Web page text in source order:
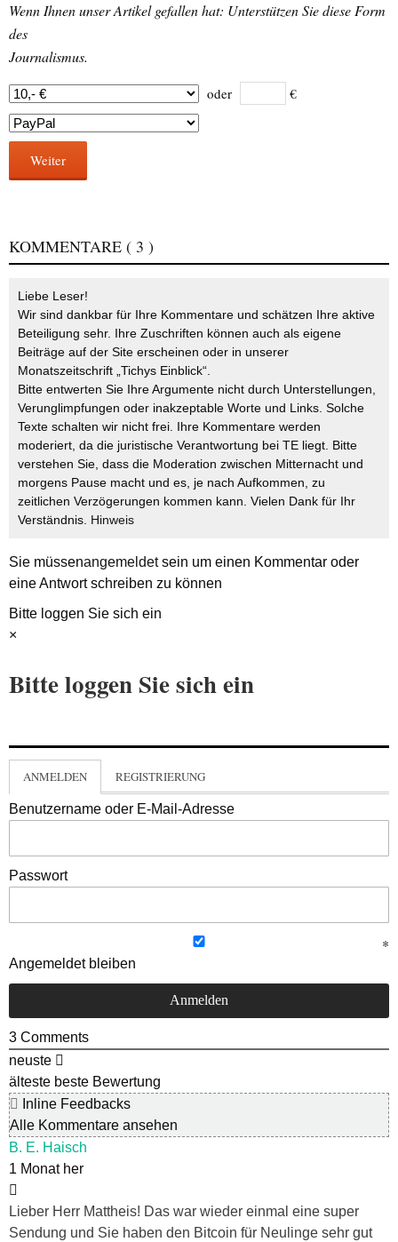
Wenn Ihnen unser Artikel gefallen hat: Unterstützen Sie diese Form
des
Journalismus.
oder €
Weiter
KOMMENTARE ( 3 )
Liebe Leser!
Wir sind dankbar für Ihre Kommentare und schätzen Ihre aktive
Beteiligung sehr. Ihre Zuschriften können auch als eigene
Beiträge auf der Site erscheinen oder in unserer
Monatszeitschrift „Tichys Einblick“.
Bitte entwerten Sie Ihre Argumente nicht durch Unterstellungen,
Verunglimpfungen oder inakzeptable Worte und Links. Solche
Texte schalten wir nicht frei. Ihre Kommentare werden
moderiert, da die juristische Verantwortung bei TE liegt. Bitte
verstehen Sie, dass die Moderation zwischen Mitternacht und
morgens Pause macht und es, je nach Aufkommen, zu
zeitlichen Verzögerungen kommen kann. Vielen Dank für Ihr
Verständnis. Hinweis
Sie müssenangemeldetsein um einen Kommentar oder
eine Antwort schreiben zu können
Bitte loggen Sie sich ein
×
Bitte loggen Sie sich ein
ANMELDEN REGISTRIERUNG
Benutzername oder E-Mail-Adresse
Passwort
Angemeldet bleiben
3 Comments
neuste
älteste beste Bewertung
Inline Feedbacks
Alle Kommentare ansehen
B. E. Haisch
1 Monat her
Lieber Herr Mattheis! Das war wieder einmal eine super
Sendung und Sie haben den Bitcoin für Neulinge sehr gut